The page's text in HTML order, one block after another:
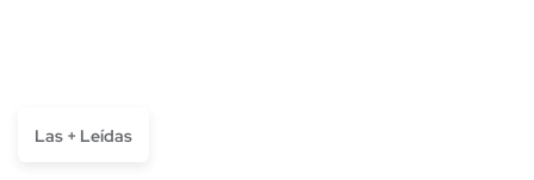
Las + Leídas